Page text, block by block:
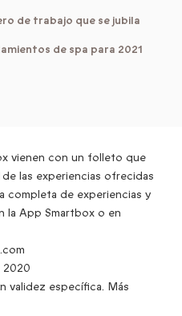
de trabajo que se jubila
de spa para 2021
vienen con un folleto que
las experiencias ofrecidas
completa de experiencias y
la App Smartbox o en
específica. Más